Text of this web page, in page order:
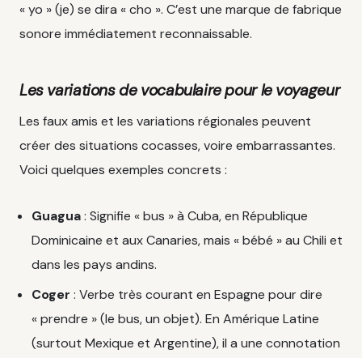
« yo » (je) se dira « cho ». C’est une marque de fabrique
sonore immédiatement reconnaissable.
Les variations de vocabulaire pour le voyageur
Les faux amis et les variations régionales peuvent
créer des situations cocasses, voire embarrassantes.
Voici quelques exemples concrets :
Guagua: Signifie « bus » à Cuba, en République
Dominicaine et aux Canaries, mais « bébé » au Chili et
dans les pays andins.
Coger : Verbe très courant en Espagne pour dire
« prendre » (le bus, un objet). En Amérique Latine
(surtout Mexique et Argentine), il a une connotation